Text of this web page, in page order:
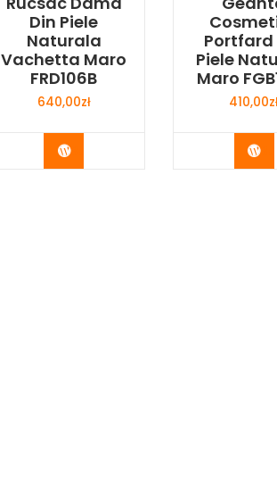
Din Piele
Naturala
Vachetta Maro
FRD106B
640,00zł
Buy Now
Portfard
Piele
Maro
410,00